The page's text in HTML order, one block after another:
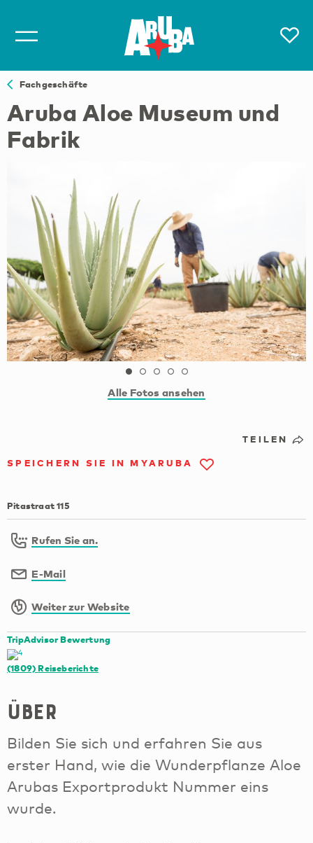
Fachgeschäfte
Aruba Aloe Museum und
Fabrik
Alle Fotos ansehen
TEILEN
SPEICHERN SIE IN MYARUBA
Pitastraat 115
Rufen Sie an.
E-Mail
Weiter zur Website
TripAdvisor Bewertung
(1809)Reiseberichte
Über
Bilden Sie sich und erfahren Sie aus
erster Hand, wie die Wunderpflanze Aloe
Arubas Exportprodukt Nummer eins
wurde.